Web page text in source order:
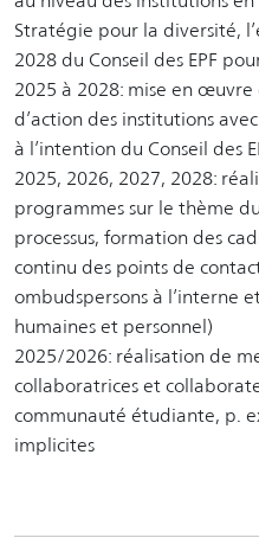
Stratégie pour la diversité,
2028 du Conseil des EPF
2025 à 2028: mise en
d’action des institutions
à l’intention du Conseil des
2025, 2026, 2027, 2028:
programmes sur le thème
processus, formation des
continu des points de
ombudspersons à l’interne
humaines et personnel)
2025/2026: réalisation de
collaboratrices et
communauté étudiante, p.
implicites